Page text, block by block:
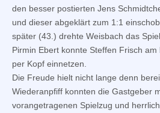
den besser postierten Jens
und dieser abgeklärt zum 1:1
später (43.) drehte Weisbach das
Pirmin Ebert konnte Steffen Frisch
per Kopf einnetzen.
Die Freude hielt nicht lange denn
Wiederanpfiff konnten die Gastgeber
vorangetragenen Spielzug und